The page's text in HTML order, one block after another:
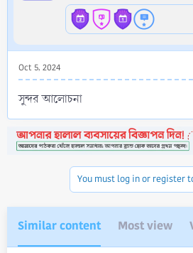
Oct 5, 2024
সুন্দর আলোচনা
You must log in or register
Similar content Most view